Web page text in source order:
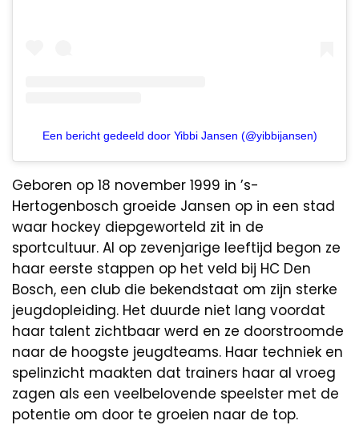
Een bericht gedeeld door Yibbi Jansen (@yibbijansen)
Geboren op 18 november 1999 in ’s-
Hertogenbosch groeide Jansen op in een stad
waar hockey diepgeworteld zit in de
sportcultuur. Al op zevenjarige leeftijd begon ze
haar eerste stappen op het veld bij HC Den
Bosch, een club die bekendstaat om zijn sterke
jeugdopleiding. Het duurde niet lang voordat
haar talent zichtbaar werd en ze doorstroomde
naar de hoogste jeugdteams. Haar techniek en
spelinzicht maakten dat trainers haar al vroeg
zagen als een veelbelovende speelster met de
potentie om door te groeien naar de top.